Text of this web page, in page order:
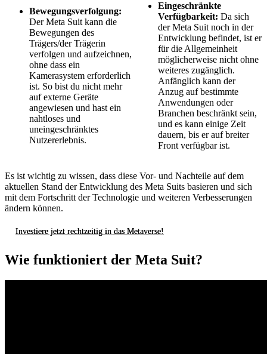
Bewegungsverfolgung:
Der Meta Suit kann die
Bewegungen des
Trägers/der Trägerin
verfolgen und aufzeichnen,
ohne dass ein
Kamerasystem erforderlich
ist. So bist du nicht mehr
auf externe Geräte
angewiesen und hast ein
nahtloses und
uneingeschränktes
Nutzererlebnis.
Eingeschränkte
Verfügbarkeit: Da sich
der Meta Suit noch in der
Entwicklung befindet, ist er
für die Allgemeinheit
möglicherweise nicht ohne
weiteres zugänglich.
Anfänglich kann der
Anzug auf bestimmte
Anwendungen oder
Branchen beschränkt sein,
und es kann einige Zeit
dauern, bis er auf breiter
Front verfügbar ist.
Es ist wichtig zu wissen, dass diese Vor- und Nachteile auf dem
aktuellen Stand der Entwicklung des Meta Suits basieren und sich
mit dem Fortschritt der Technologie und weiteren Verbesserungen
ändern können.
Investiere jetzt rechtzeitig in das Metaverse!
Wie funktioniert der Meta Suit?